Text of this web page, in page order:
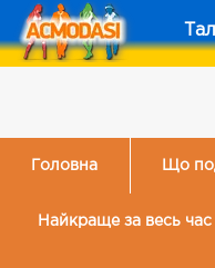
Головна Що
Найкраще за весь час